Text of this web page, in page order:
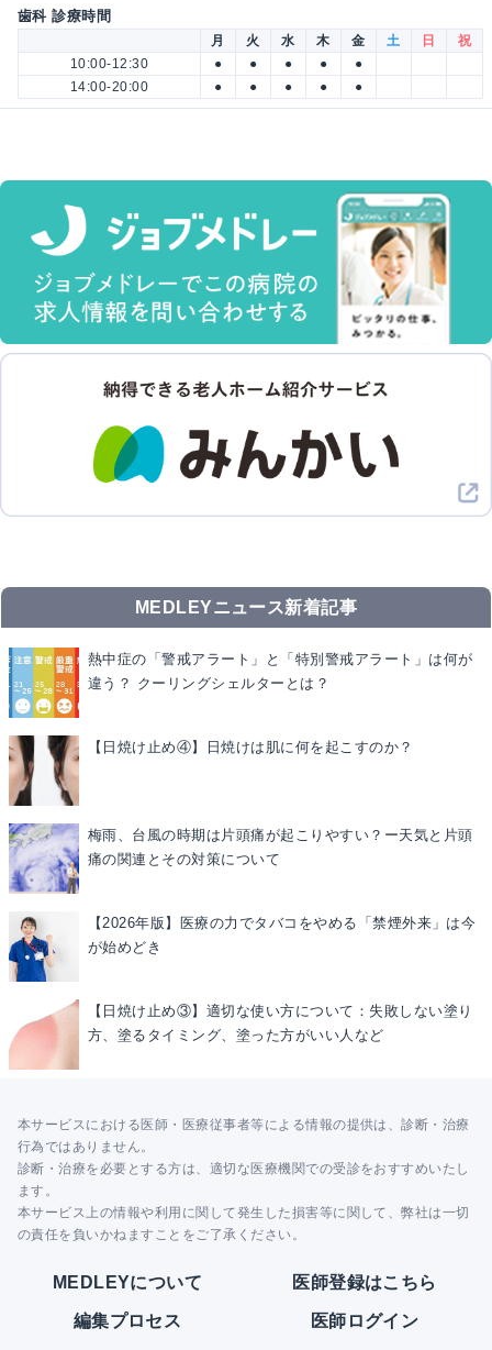
歯科 診療時間
月 火 水 木 金 土 日
祝
10:00-12:30
● ● ● ●
●
14:00-20:00
● ● ● ● ●
MEDLEYニュース新着記事
熱中症の「警戒アラート」と「特別警戒アラート」は何が
違う？ クーリングシェルターとは？
【日焼け止め④】日焼けは肌に何を起こすのか？
梅雨、台風の時期は片頭痛が起こりやすい？ー天気と片頭
痛の関連とその対策について
【2026年版】医療の力でタバコをやめる「禁煙外来」は今
が始めどき
【日焼け止め③】適切な使い方について：失敗しない塗り
方、塗るタイミング、塗った方がいい人など
本サービスにおける医師・医療従事者等による情報の提供は、診断・治療
行為ではありません。
診断・治療を必要とする方は、適切な医療機関での受診をおすすめいたし
ます。
本サービス上の情報や利用に関して発生した損害等に関して、弊社は一切
の責任を負いかねますことをご了承ください。
MEDLEYについて 医師登録はこちら
編集プロセス 医師ログイン